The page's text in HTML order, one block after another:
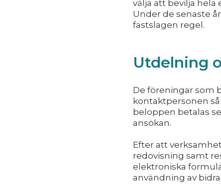
välja att bevilja
Under de senaste
fastslagen regel.
Utdelning
De föreningar som
kontaktpersonen
beloppen betalas
ansökan.
Efter att
redovisning samt
elektroniska
användning av